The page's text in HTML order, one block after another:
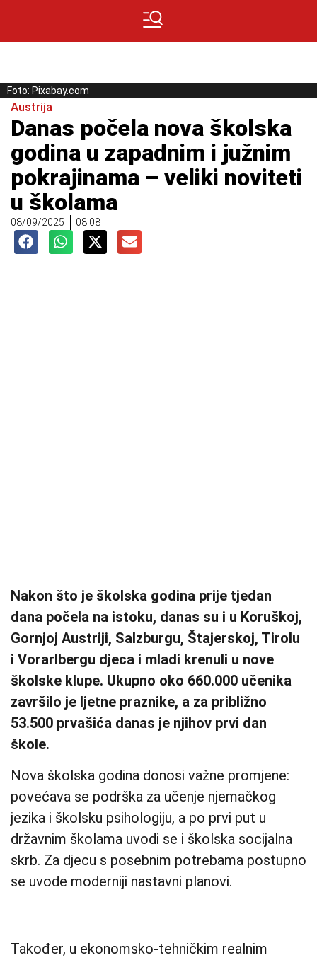
Foto: Pixabay.com
Austrija
Danas počela nova školska
godina u zapadnim i južnim
pokrajinama – veliki noviteti
u školama
08/09/2025 08:08
Nakon što je školska godina prije tjedan
dana počela na istoku, danas su i u Koruškoj,
Gornjoj Austriji, Salzburgu, Štajerskoj, Tirolu
i Vorarlbergu djeca i mladi krenuli u nove
školske klupe. Ukupno oko 660.000 učenika
završilo je ljetne praznike, a za približno
53.500 prvašića danas je njihov prvi dan
škole.
Nova školska godina donosi važne promjene:
povećava se podrška za učenje njemačkog
jezika i školsku psihologiju, a po prvi put u
državnim školama uvodi se i školska socijalna
skrb. Za djecu s posebnim potrebama postupno
se uvode moderniji nastavni planovi.
Također, u ekonomsko-tehničkim realnim